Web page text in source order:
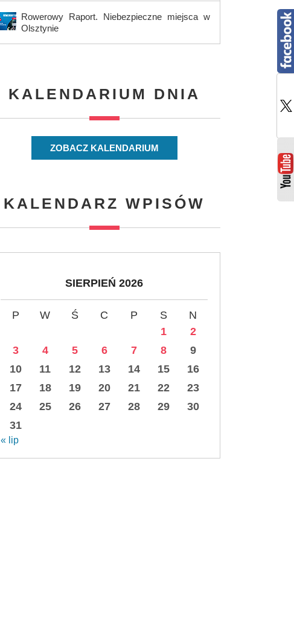
Rowerowy Raport. Niebezpieczne miejsca w
Olsztynie
KALENDARIUM DNIA
ZOBACZ KALENDARIUM
KALENDARZ WPISÓW
SIERPIEŃ 2026
P W Ś C P S
N
1
2
3
4 5 6 7 8
9
10
11 12 13 14 15
16
17
18 19 20 21 22
23
24
25 26 27 28 29
30
31
« lip